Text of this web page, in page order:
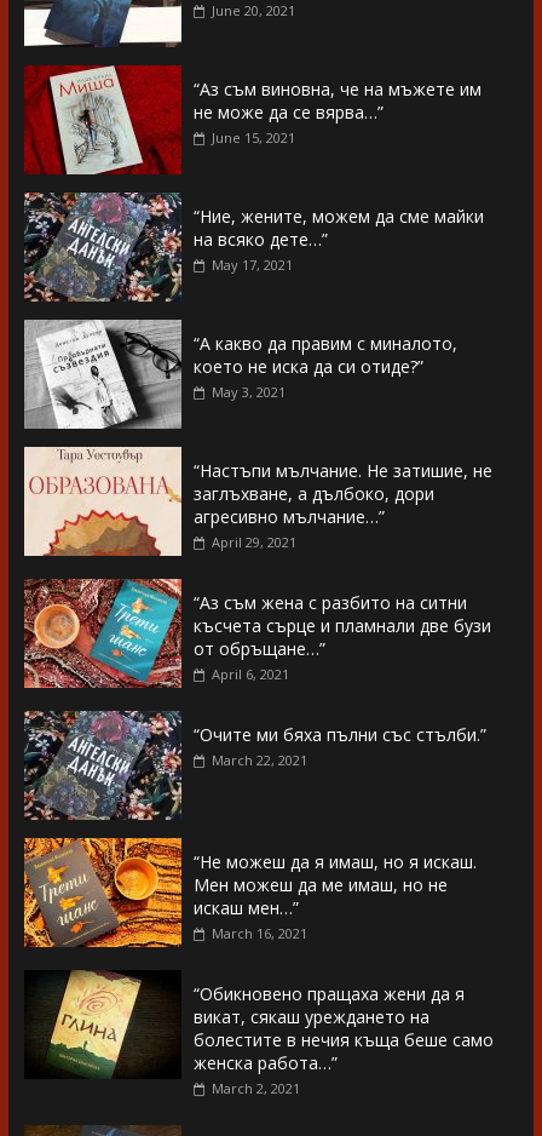
June 20, 2021
“Аз съм виновна, че на мъжете им
не може да се вярва…”
June 15, 2021
“Ние, жените, можем да сме майки
на всяко дете…”
May 17, 2021
“А какво да правим с миналото,
което не иска да си отиде?”
May 3, 2021
“Настъпи мълчание. Не затишие, не
заглъхване, а дълбоко, дори
агресивно мълчание…”
April 29, 2021
“Аз съм жена с разбито на ситни
късчета сърце и пламнали две бузи
от обръщане…”
April 6, 2021
“Очите ми бяха пълни със стълби.”
March 22, 2021
“Не можеш да я имаш, но я искаш.
Мен можеш да ме имаш, но не
искаш мен…”
March 16, 2021
“Обикновено пращаха жени да я
викат, сякаш уреждането на
болестите в нечия къща беше само
женска работа…”
March 2, 2021